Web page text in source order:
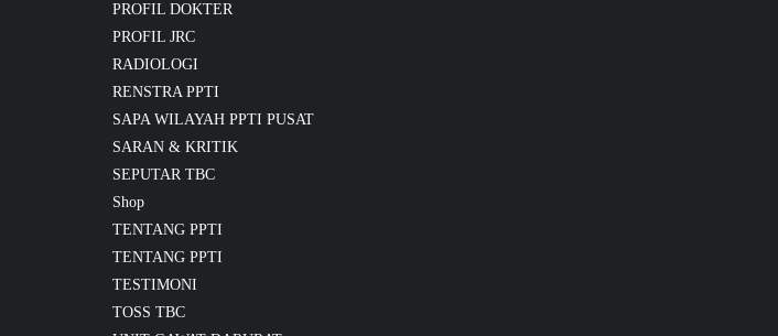
PROFIL DOKTER
PROFIL JRC
RADIOLOGI
RENSTRA PPTI
SAPA WILAYAH PPTI PUSAT
SARAN & KRITIK
SEPUTAR TBC
Shop
TENTANG PPTI
TENTANG PPTI
TESTIMONI
TOSS TBC